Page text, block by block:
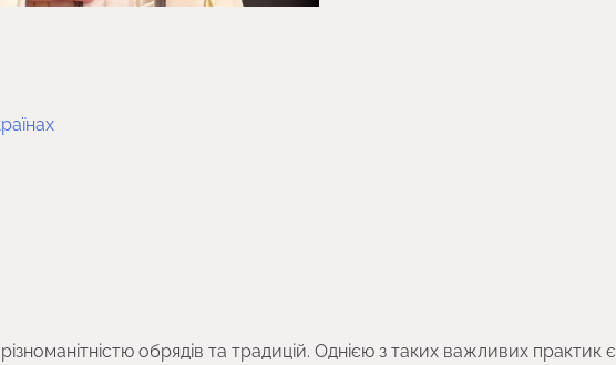
обрядів та традицій. Однією з таких важливих практик є